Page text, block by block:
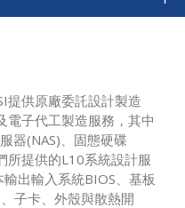
提供原廠委託設計製造
電子代工製造服務，其中
器(NAS)、固態硬碟
所提供的L10系統設計服
出輸入系統BIOS、基板
子卡、外殼與散熱開